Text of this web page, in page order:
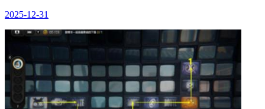
2025-12-31